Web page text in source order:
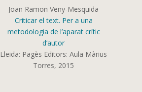
Joan Ramon Veny-Mesquida
Criticar el text. Per a una
metodologia de l’aparat crític
d’autor
Lleida: Pagès Editors: Aula Màrius
Torres, 2015